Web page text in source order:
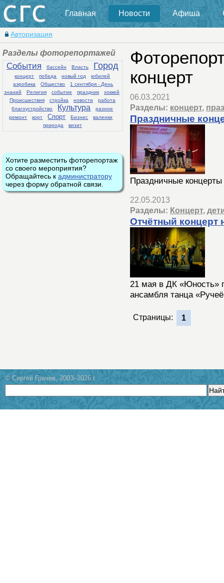
Главная Новости Афиша
Авторизация
Разделы фоторепортажей
События бассейн Власть Город
концерт победа новый год
юбилей
аэробика
Общество
1 сентября - День
знаний
Религия событие праздник
хоккей
Происшествия
стройка новости
работа
благоустройство
Культура
разное
ремонт
корт Спорт Бизнес
валенки
природа
визит
Хотите разместить фоторепортаж
со своего мероприятия?
Обращайтесь к администратору
через форму обратной связи.
концерт
06.03.2021
Разделы: концерт,
Праздничные
Праздничные концерты
22.05.2013
Разделы: Концерт,
Отчётный концерт
21 мая в ДК «Юность»
ансамбля танца
Страницы: 1
© Сергей Грачев, 2003–2026 г.